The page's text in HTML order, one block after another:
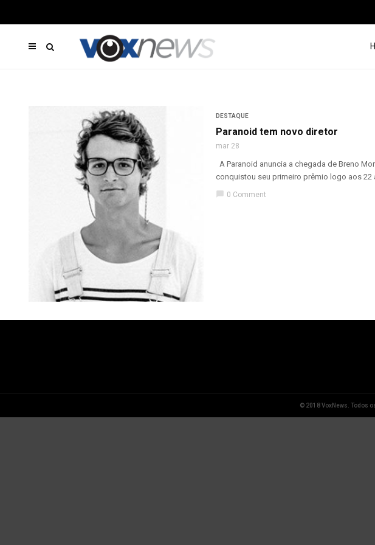
DESTAQUE
Paranoid tem novo diretor
mar 28
A Paranoid anuncia a chegada de Breno
conquistou seu primeiro prêmio logo aos 22
chat_bubble 0 Comment
© 2018 VoxNews. Todos